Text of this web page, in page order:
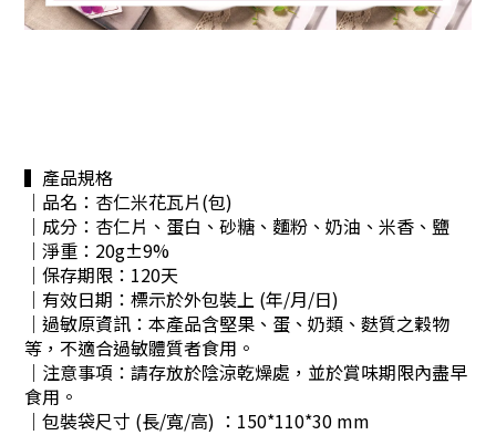
▍產品規格
｜品名：杏仁米花瓦片(包)
｜成分： 杏仁片、蛋白、砂糖、麵粉、奶油、米香、鹽
｜淨重：20g±9%
｜保存期限：120天
｜有效日期：標示於外包裝上 (年/月/日)
｜過敏原資訊：本產品含堅果、蛋、奶類、麩質之穀物
等，不適合過敏體質者食用。
｜注意事項：請存放於陰涼乾燥處，並於賞味期限內盡早
食用。
｜包裝袋尺寸 (長/寬/高) ：150*110*30 mm